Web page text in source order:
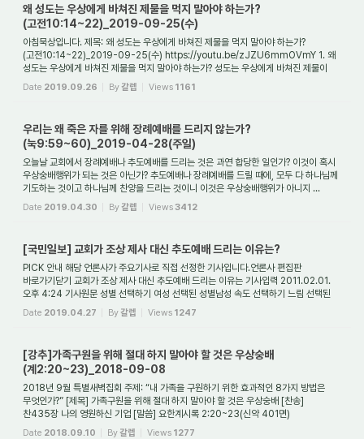
왜 성도는 우상에게 바쳐진 제물을 먹지 말아야 하는가?
(고전10:14~22)_2019-09-25(수)
아침묵상입니다. 제목: 왜 성도는 우상에게 바쳐진 제물을 먹지 말아야 하는가?
(고전10:14~22)_2019-09-25(수) https://youtu.be/zJZU6mmOVmY 1. 왜
성도는 우상에게 바쳐진 제물을 먹지 말아야 하는가? 성도는 우상에게 바쳐진 제물이
아닌 고기는 얼마든지 ...
Date 2019.09.26 By갈렙 Views 1161
우리는 왜 죽은 자를 위해 장례예배를 드리지 않는가?
(눅9:59~60)_2019-04-28(주일)
오늘날 교회에서 장례예배나 추도예배를 드리는 것은 과연 합당한 일인가? 이것이 혹시
우상숭배행위가 되는 것은 아닌가? 추도예배나 장례예배를 드릴 때에, 모두 다 하나님께
기도하는 것이고 하나님께 찬양을 드리는 것이니 이것은 우상숭배행위가 아니지 ...
Date 2019.04.30 By갈렙 Views3412
[국민일보] 교회가 조상 제사 대신 추도예배 드리는 이유는?
PICK 안내 해당 언론사가 주요기사로 직접 선정한 기사입니다.언론사 편집판
바로가기닫기 교회가 조상 제사 대신 추도예배 드리는 이유는 기사입력 2011.02.01.
오후 4:24 기사원문 성별 선택하기 여성 선택된 성별남성 속도 선택하기 느림 선택된
속도보통 ...
Date 2019.04.27 By갈렙 Views 1247
[강추]가족구원을 위해 절대 하지 말아야 할 것은 우상숭배
(계2:20~23)_2018-09-08
2018년 9월 특별새벽집회 주제: “내 가족을 구원하기 위한 효과적인 8가지 방법은
무엇인가?” [제목] 가족구원을 위해 절대 하지 말아야 할 것은 우상숭배 [찬송]
찬435장 나의 영원하신 기업 [말씀] 요한계시록 2:20~23(신약 401면)
2018.9.8(토) 1. 들어가며...
Date 2018.09.10 By갈렙 Views 1277